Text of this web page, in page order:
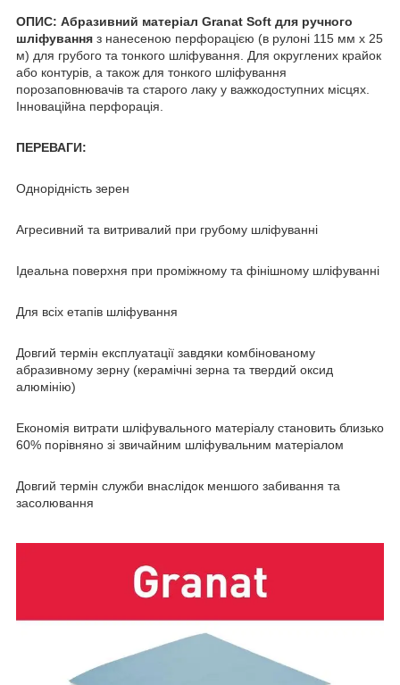
ОПИС: Абразивний матеріал Granat Soft для ручного
шліфування з нанесеною перфорацією (в рулоні 115 мм x 25
м) для грубого та тонкого шліфування. Для округлених крайок
або контурів, а також для тонкого шліфування
порозаповнювачів та старого лаку у важкодоступних місцях.
Інноваційна перфорація.
ПЕРЕВАГИ:
Однорідність зерен
Агресивний та витривалий при грубому шліфуванні
Ідеальна поверхня при проміжному та фінішному шліфуванні
Для всіх етапів шліфування
Довгий термін експлуатації завдяки комбінованому
абразивному зерну (керамічні зерна та твердий оксид
алюмінію)
Економія витрати шліфувального матеріалу становить близько
60% порівняно зі звичайним шліфувальним матеріалом
Довгий термін служби внаслідок меншого забивання та
засолювання